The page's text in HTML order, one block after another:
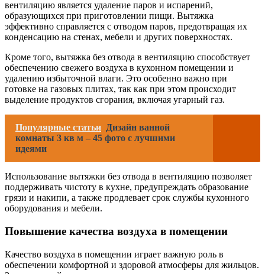
вентиляцию является удаление паров и испарений,
образующихся при приготовлении пищи. Вытяжка
эффективно справляется с отводом паров, предотвращая их
конденсацию на стенах, мебели и других поверхностях.
Кроме того, вытяжка без отвода в вентиляцию способствует
обеспечению свежего воздуха в кухонном помещении и
удалению избыточной влаги. Это особенно важно при
готовке на газовых плитах, так как при этом происходит
выделение продуктов сгорания, включая угарный газ.
Популярные статьи Дизайн ванной
комнаты 3 кв м – 45 фото с лучшими
идеями
Использование вытяжки без отвода в вентиляцию позволяет
поддерживать чистоту в кухне, предупреждать образование
грязи и накипи, а также продлевает срок службы кухонного
оборудования и мебели.
Повышение качества воздуха в помещении
Качество воздуха в помещении играет важную роль в
обеспечении комфортной и здоровой атмосферы для жильцов.